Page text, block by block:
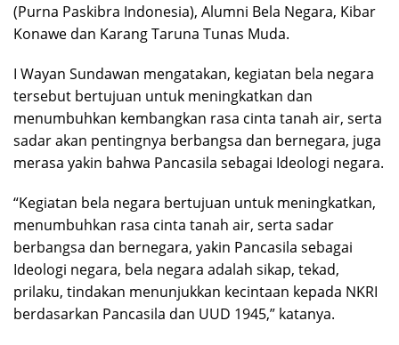
(Purna Paskibra Indonesia), Alumni Bela Negara, Kibar
Konawe dan Karang Taruna Tunas Muda.
I Wayan Sundawan mengatakan, kegiatan bela negara
tersebut bertujuan untuk meningkatkan dan
menumbuhkan kembangkan rasa cinta tanah air, serta
sadar akan pentingnya berbangsa dan bernegara, juga
merasa yakin bahwa Pancasila sebagai Ideologi negara.
“Kegiatan bela negara bertujuan untuk meningkatkan,
menumbuhkan rasa cinta tanah air, serta sadar
berbangsa dan bernegara, yakin Pancasila sebagai
Ideologi negara, bela negara adalah sikap, tekad,
prilaku, tindakan menunjukkan kecintaan kepada NKRI
berdasarkan Pancasila dan UUD 1945,” katanya.